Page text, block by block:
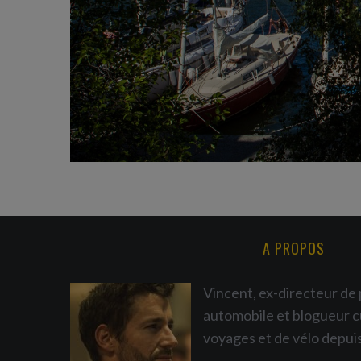
A PROPOS
Vincent, ex-directeur de
automobile et blogueur
voyages et de vélo